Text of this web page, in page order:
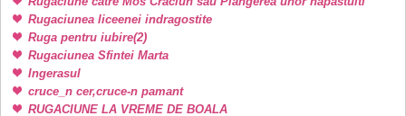
Rugaciunea liceenei indragostite
Ruga pentru iubire(2)
Rugaciunea Sfintei Marta
Ingerasul
cruce_n cer,cruce-n pamant
RUGACIUNE LA VREME DE BOALA